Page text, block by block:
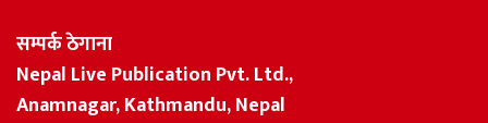
सम्पर्क ठेगाना
Nepal Live Publication Pvt. Ltd.,
Anamnagar, Kathmandu, Nepal